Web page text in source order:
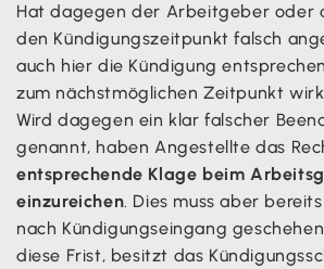
Hat dagegen der Arbeitgeber oder
den Kündigungszeitpunkt falsch
auch hier die Kündigung
zum nächstmöglichen Zeitpunkt
Wird dagegen ein klar falscher
genannt, haben Angestellte das
entsprechende Klage beim
einzureichen. Dies muss aber
nach Kündigungseingang
diese Frist, besitzt das